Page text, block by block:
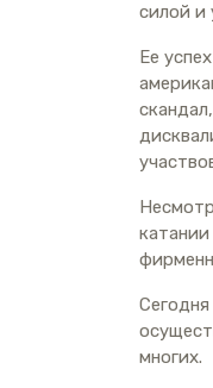
силой и
Ее
многих.